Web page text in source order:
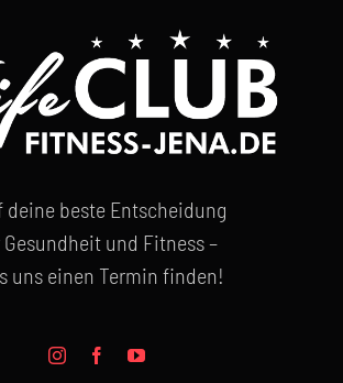
deine beste Entscheidung
und Fitness –
uns einen Termin finden!